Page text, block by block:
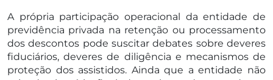
A própria participação operacional da entidade de
previdência privada na retenção ou processamento
dos descontos pode suscitar debates sobre deveres
fiduciários, deveres de diligência e mecanismos de
proteção dos assistidos. Ainda que a entidade não